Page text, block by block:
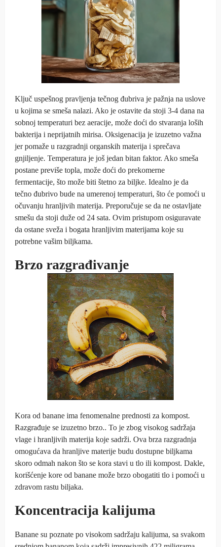
Ključ uspešnog pravljenja tečnog đubriva je pažnja na uslove
u kojima se smeša nalazi. Ako je ostavite da stoji 3-4 dana na
sobnoj temperaturi bez aeracije, može doći do stvaranja loših
bakterija i neprijatnih mirisa. Oksigenacija je izuzetno važna
jer pomaže u razgradnji organskih materija i sprečava
gnjiljenje. Temperatura je još jedan bitan faktor. Ako smeša
postane previše topla, može doći do prekomerne
fermentacije, što može biti štetno za biljke. Idealno je da
tečno đubrivo bude na umerenoj temperaturi, što će pomoći u
očuvanju hranljivih materija. Preporučuje se da ne ostavljate
smešu da stoji duže od 24 sata. Ovim pristupom osiguravate
da ostane sveža i bogata hranljivim materijama koje su
potrebne vašim biljkama.
Brzo razgrađivanje
Kora od banane ima fenomenalne prednosti za kompost.
Razgrađuje se izuzetno brzo.. To je zbog visokog sadržaja
vlage i hranljivih materija koje sadrži. Ova brza razgradnja
omogućava da hranljive materije budu dostupne biljkama
skoro odmah nakon što se kora stavi u tlo ili kompost. Dakle,
korišćenje kore od banane može brzo obogatiti tlo i pomoći u
zdravom rastu biljaka.
Koncentracija kalijuma
Banane su poznate po visokom sadržaju kalijuma, sa svakom